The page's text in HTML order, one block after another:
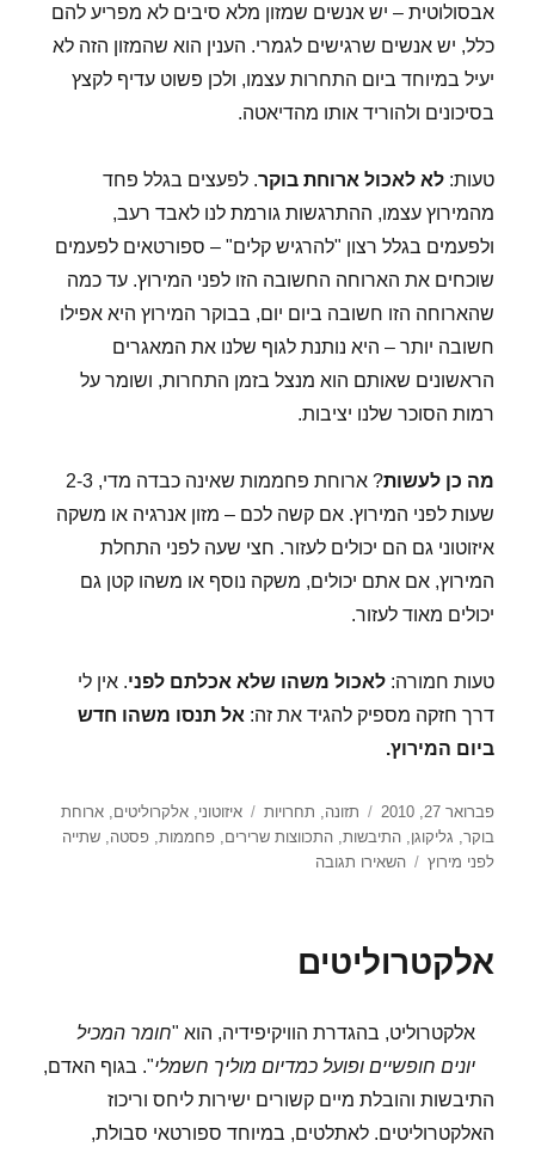
אבסולוטית – יש אנשים שמזון מלא סיבים לא מפריע להם
כלל, יש אנשים שרגישים לגמרי. הענין הוא שהמזון הזה לא
יעיל במיוחד ביום התחרות עצמו, ולכן פשוט עדיף לקצץ
בסיכונים ולהוריד אותו מהדיאטה.
טעות:לא לאכול ארוחת בוקר. לפעצים בגלל פחד
מהמירוץ עצמו, ההתרגשות גורמת לנו לאבד רעב,
ולפעמים בגלל רצון "להרגיש קלים" – ספורטאים לפעמים
שוכחים את הארוחה החשובה הזו לפני המירוץ. עד כמה
שהארוחה הזו חשובה ביום יום, בבוקר המירוץ היא אפילו
חשובה יותר – היא נותנת לגוף שלנו את המאגרים
הראשונים שאותם הוא מנצל בזמן התחרות, ושומר על
רמות הסוכר שלנו יציבות.
מה כן לעשות
? ארוחת פחממות שאינה כבדה מדי, 2-3
שעות לפני המירוץ. אם קשה לכם – מזון אנרגיה או משקה
איזוטוני גם הם יכולים לעזור. חצי שעה לפני התחלת
המירוץ, אם אתם יכולים, משקה נוסף או משהו קטן גם
יכולים מאוד לעזור.
טעות חמורה:לאכול משהו שלא אכלתם לפני. אין לי
דרך חזקה מספיק להגיד את זה: אל תנסו משהו חדש
ביום המירוץ.
פורסם
בתאריך
פברואר 27, 2010 קטגוריות
תזונה תחרויות תגיות
איזוטוני ,אלקרוליטים ,ארוחת
בוקר גליקוגן ,התיבשות ,התכווצות שרירים ,פחממות ,פסטה ,שתייה
לפני מירוץ
השאירו תגובה
מירוץ
אלקטרוליטים
אלקטרוליט, בהגדרת הוויקיפידיה, הוא "חומר המכיל
יונים חופשיים ופועל כמדיום מוליך חשמלי". בגוף האדם,
התיבשות והובלת מיים קשורים ישירות ליחס וריכוז
האלקטרוליטים. לאתלטים, במיוחד ספורטאי סבולת,